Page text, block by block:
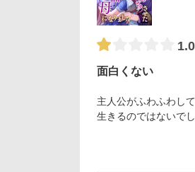
1.0
面白くない
主人公がふわふわし
生きるのではないで